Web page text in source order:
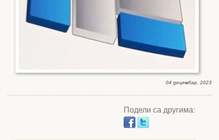
04 децембар, 2023
Подели са другима: